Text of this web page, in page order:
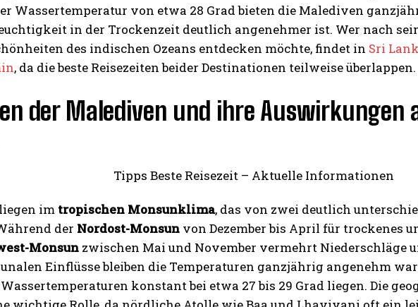
Wassertemperatur von etwa 28 Grad bieten die Malediven
in der Trockenzeit deutlich angenehmer ist. Wer nach
des indischen Ozeans entdecken möchte, findet in Sri
, da die beste Reisezeiten beider Destinationen teilweise überlappen.
der Malediven und ihre Auswirkungen
im tropischen Monsunklima, das von zwei deutlich
der Nordost-Monsun von Dezember bis April für trockenes
Monsun zwischen Mai und November vermehrt Niederschläge
Einflüsse bleiben die Temperaturen ganzjährig angenehm
konstant bei etwa 27 bis 29 Grad liegen. Die